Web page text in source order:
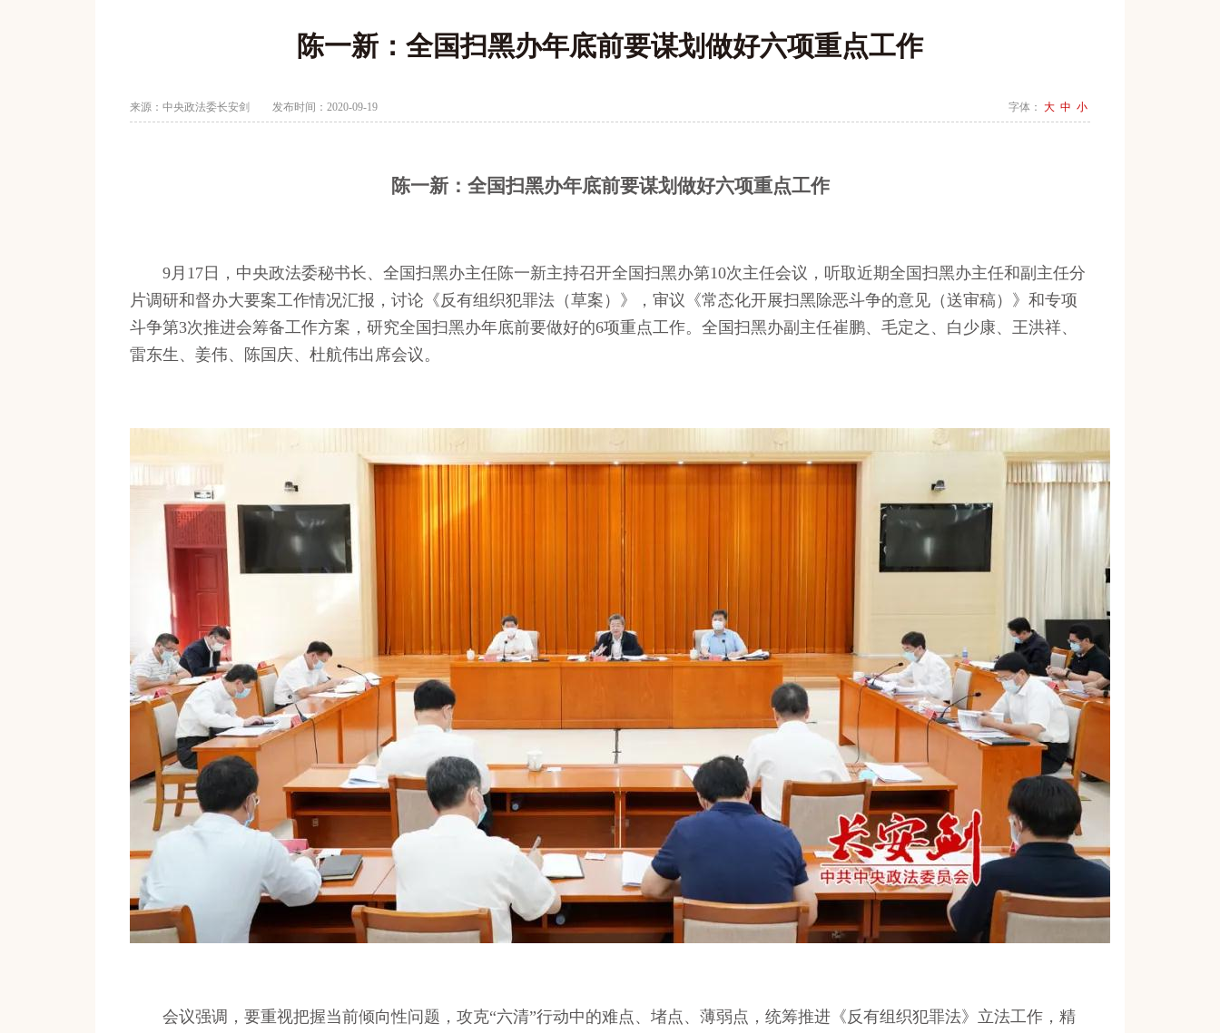
陈一新：全国扫黑办年底前要谋划做好六项重点工作
来源： 中央政法委长安剑 发布时间：2020-09-19 字体： 大 中 小
陈一新：全国扫黑办年底前要谋划做好六项重点工作
9月17日，中央政法委秘书长、全国扫黑办主任陈一新主持召开全国扫黑办第10次主任会议，听取近期全国扫黑办主任和副主任分
片调研和督办大要案工作情况汇报，讨论《反有组织犯罪法（草案）》，审议《常态化开展扫黑除恶斗争的意见（送审稿）》和专项
斗争第3次推进会筹备工作方案，研究全国扫黑办年底前要做好的6项重点工作。全国扫黑办副主任崔鹏、毛定之、白少康、王洪祥、
雷东生、姜伟、陈国庆、杜航伟出席会议。
会议强调，要重视把握当前倾向性问题，攻克“六清”行动中的难点、堵点、薄弱点，统筹推进《反有组织犯罪法》立法工作，精